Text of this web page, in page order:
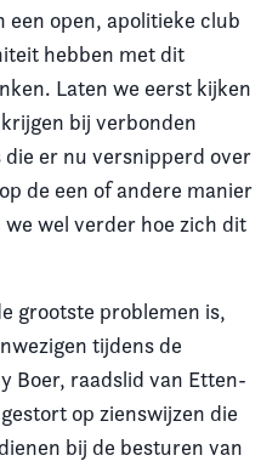
een open, apolitieke club
hebben met dit
Laten we eerst kijken
bij verbonden
er nu versnipperd over
de een of andere manier
wel verder hoe zich dit
grootste problemen is,
tijdens de
Boer, raadslid van Etten-
op zienswijzen die
bij de besturen van